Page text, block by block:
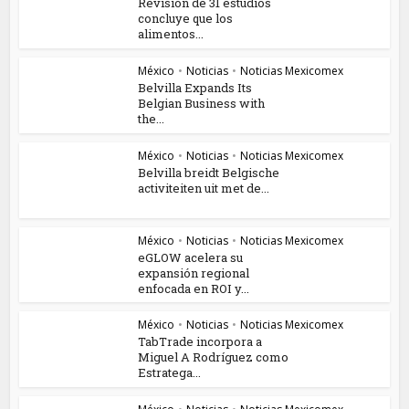
concluye que los
alimentos...
México • Noticias • Noticias Mexicomex
Belvilla Expands Its
Belgian Business with
the...
México • Noticias • Noticias Mexicomex
Belvilla breidt Belgische
activiteiten uit met de...
México • Noticias • Noticias Mexicomex
eGLOW acelera su
expansión regional
enfocada en ROI y...
México • Noticias • Noticias Mexicomex
TabTrade incorpora a
Miguel A Rodríguez como
Estratega...